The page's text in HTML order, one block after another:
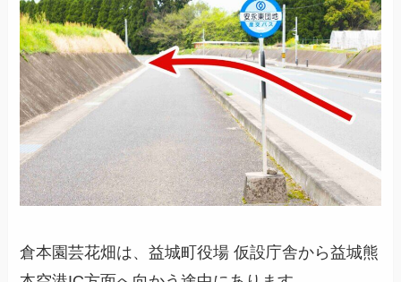
倉本園芸花畑は、益城町役場 仮設庁舎から益城熊